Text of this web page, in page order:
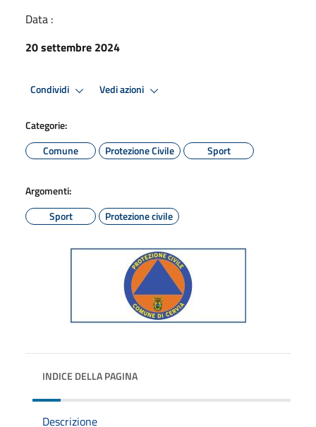
Data :
20 settembre 2024
Condividi Vedi azioni
Categorie:
Comune
Protezione Civile Sport
Argomenti:
Sport
Protezione civile
INDICE DELLA PAGINA
Descrizione